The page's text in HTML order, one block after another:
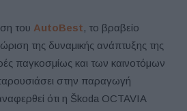
του AutoBest, το βραβείο
της δυναμικής ανάπτυξης της
παγκοσμίως και των καινοτόμων
στην παραγωγή
ότι η Škoda OCTAVIA